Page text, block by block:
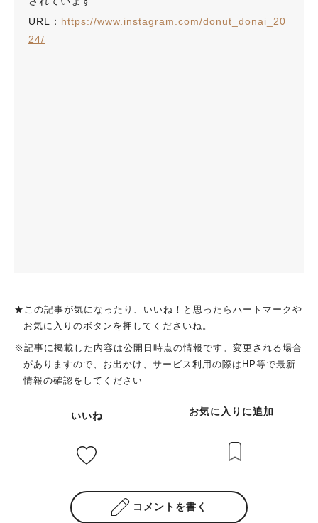
URL： https://www.instagram.com/donut_donai_20
24/
★この記事が気になったり、いいね！と思ったらハートマークや
お気に入りのボタンを押してくださいね。
※記事に掲載した内容は公開日時点の情報です。変更される場合
がありますので、お出かけ、サービス利用の際はHP等で最新
情報の確認をしてください
いいね お気に入りに追加
コメントを書く